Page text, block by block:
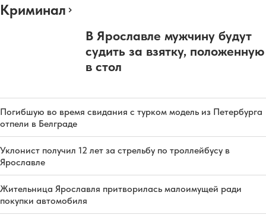
Криминал
В Ярославле мужчину будут
судить за взятку, положенную
в стол
Погибшую во время свидания с турком модель из Петербурга
отпели в Белграде
Уклонист получил 12 лет за стрельбу по троллейбусу в
Ярославле
Жительница Ярославля притворилась малоимущей ради
покупки автомобиля